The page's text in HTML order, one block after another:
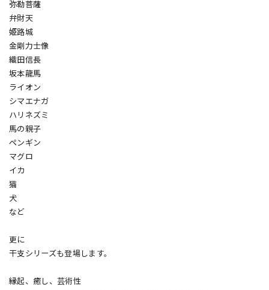
弥勒菩薩
弁財天
姫路城
金剛力士像
織田信長
坂本龍馬
ライオン
シマエナガ
ハリネズミ
馬の親子
ペンギン
マグロ
イカ
猫
犬
など
更に
干支シリーズも登場します。
縁起、癒し、芸術性